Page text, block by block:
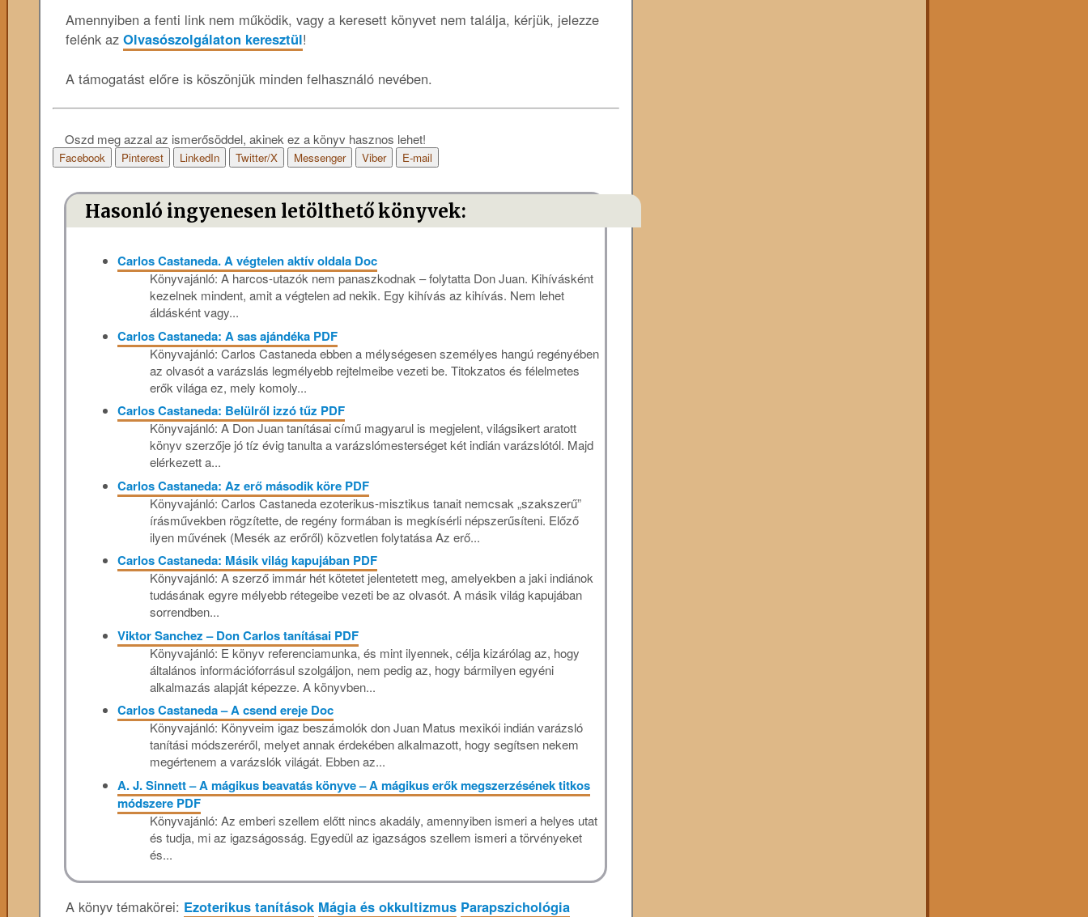
Amennyiben a fenti link nem működik, vagy a keresett könyvet nem találja, kérjük, jelezze
felénk az Olvasószolgálaton keresztül!
A támogatást előre is köszönjük minden felhasználó nevében.
Oszd meg azzal az ismerősöddel, akinek ez a könyv hasznos lehet!
Facebook Pinterest LinkedIn Twitter/X Messenger Viber E-mail
Hasonló ingyenesen letölthető könyvek:
Carlos Castaneda. A végtelen aktív oldala Doc
Könyvajánló: A harcos-utazók nem panaszkodnak – folytatta Don Juan. Kihívásként
kezelnek mindent, amit a végtelen ad nekik. Egy kihívás az kihívás. Nem lehet
áldásként vagy...
Carlos Castaneda: A sas ajándéka PDF
Könyvajánló: Carlos Castaneda ebben a mélységesen személyes hangú regényében
az olvasót a varázslás legmélyebb rejtelmeibe vezeti be. Titokzatos és félelmetes
erők világa ez, mely komoly...
Carlos Castaneda: Belülről izzó tűz PDF
Könyvajánló: A Don Juan tanításai című magyarul is megjelent, világsikert aratott
könyv szerzője jó tíz évig tanulta a varázslómesterséget két indián varázslótól. Majd
elérkezett a...
Carlos Castaneda: Az erő második köre PDF
Könyvajánló: Carlos Castaneda ezoterikus-misztikus tanait nemcsak „szakszerű”
írásművekben rögzítette, de regény formában is megkísérli népszerűsíteni. Előző
ilyen művének (Mesék az erőről) közvetlen folytatása Az erő...
Carlos Castaneda: Másik világ kapujában PDF
Könyvajánló: A szerző immár hét kötetet jelentetett meg, amelyekben a jaki indiánok
tudásának egyre mélyebb rétegeibe vezeti be az olvasót. A másik világ kapujában
sorrendben...
Viktor Sanchez – Don Carlos tanításai PDF
Könyvajánló: E könyv referenciamunka, és mint ilyennek, célja kizárólag az, hogy
általános információforrásul szolgáljon, nem pedig az, hogy bármilyen egyéni
alkalmazás alapját képezze. A könyvben...
Carlos Castaneda – A csend ereje Doc
Könyvajánló: Könyveim igaz beszámolók don Juan Matus mexikói indián varázsló
tanítási módszeréről, melyet annak érdekében alkalmazott, hogy segítsen nekem
megértenem a varázslók világát. Ebben az...
A. J. Sinnett – A mágikus beavatás könyve – A mágikus erők megszerzésének titkos
módszere PDF
Könyvajánló: Az emberi szellem előtt nincs akadály, amennyiben ismeri a helyes utat
és tudja, mi az igazságosság. Egyedül az igazságos szellem ismeri a törvényeket
és...
A könyv témakörei: Ezoterikus tanítások Mágia és okkultizmus Parapszichológia